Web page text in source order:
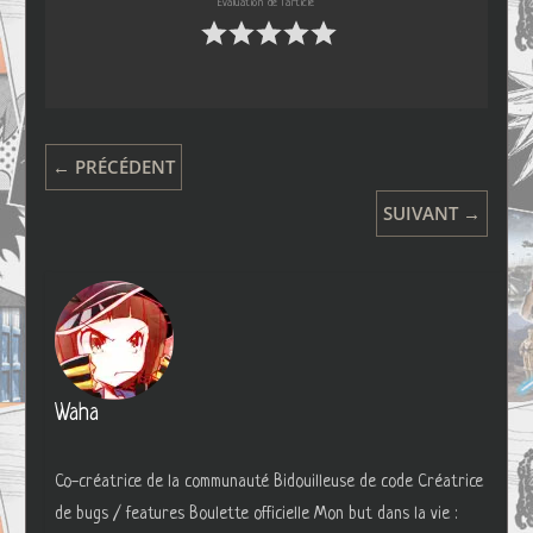
Évaluation de l'article
← PRÉCÉDENT
SUIVANT →
Waha
Co-créatrice de la communauté Bidouilleuse de code Créatrice
de bugs / features Boulette officielle Mon but dans la vie :